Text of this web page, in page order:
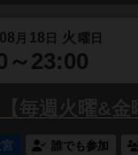
08 月 18 日 火 曜日
～23:00
毎週火曜&金
宮 誰でも参加